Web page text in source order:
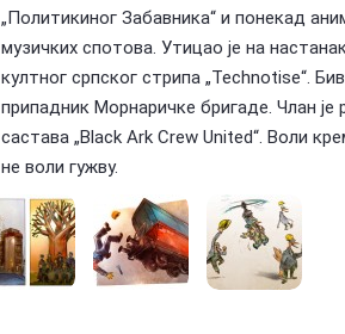
„Политикиног Забавника“ и понекад
музичких спотова. Утицао је на
култног српског стрипа „Technotise“.
припадник Морнаричке бригаде. Члан је
састава „Black Ark Crew United“. Воли
не воли гужву.